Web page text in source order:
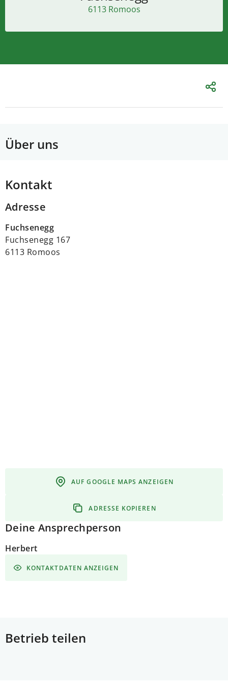
6113 Romoos
Über uns
Kontakt
Adresse
Fuchsenegg
Fuchsenegg 167
6113 Romoos
AUF GOOGLE MAPS ANZEIGEN
ADRESSE KOPIEREN
Deine Ansprechperson
Herbert
KONTAKTDATEN ANZEIGEN
Betrieb teilen